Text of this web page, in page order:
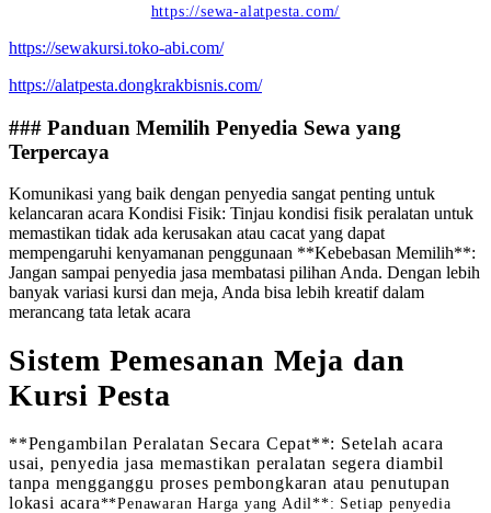
https://sewa-alatpesta.com/
https://sewakursi.toko-abi.com/
https://alatpesta.dongkrakbisnis.com/
### Panduan Memilih Penyedia Sewa yang
Terpercaya
Komunikasi yang baik dengan penyedia sangat penting untuk
kelancaran acara Kondisi Fisik: Tinjau kondisi fisik peralatan untuk
memastikan tidak ada kerusakan atau cacat yang dapat
mempengaruhi kenyamanan penggunaan **Kebebasan Memilih**:
Jangan sampai penyedia jasa membatasi pilihan Anda. Dengan lebih
banyak variasi kursi dan meja, Anda bisa lebih kreatif dalam
merancang tata letak acara
Sistem Pemesanan Meja dan
Kursi Pesta
**Pengambilan Peralatan Secara Cepat**: Setelah acara
usai, penyedia jasa memastikan peralatan segera diambil
tanpa mengganggu proses pembongkaran atau penutupan
lokasi acara**Penawaran Harga yang Adil**: Setiap penyedia